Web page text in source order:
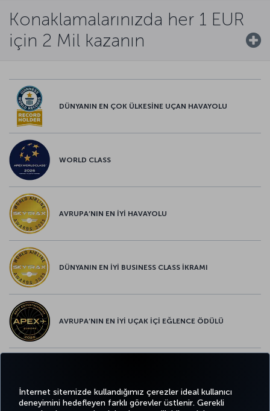
İnternet sitemizde kullandığımız çerezler ideal kullanıcı
deneyimini hedefleyen farklı görevler üstlenir. Gerekli
Konaklamalarınızda her 1 EUR
için 2 Mil kazanın
DÜNYANIN EN ÇOK ÜLKESİNE UÇAN HAVAYOLU
WORLD CLASS
AVRUPA’NIN EN İYİ HAVAYOLU
DÜNYANIN EN İYİ BUSINESS CLASS İKRAMI
AVRUPA’NIN EN İYİ UÇAK İÇİ EĞLENCE ÖDÜLÜ